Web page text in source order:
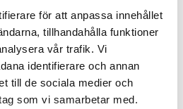
för att anpassa innehållet
tillhandahålla funktioner
vår trafik. Vi
identifierare och annan
till de sociala medier och
som vi samarbetar med.